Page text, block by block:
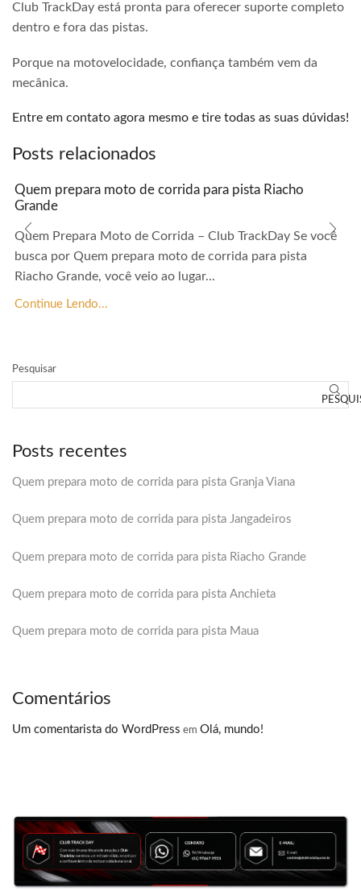
Club TrackDay está pronta para oferecer suporte completo
dentro e fora das pistas.
Porque na motovelocidade, confiança também vem da
mecânica.
Entre em contato agora mesmo e tire todas as suas dúvidas!
Posts relacionados
Quem prepara moto de corrida para pista Riacho
Grande
Quem Prepara Moto de Corrida – Club TrackDay Se você
busca por Quem prepara moto de corrida para pista
Riacho Grande, você veio ao lugar...
Continue Lendo...
Pesquisar
Posts recentes
Quem prepara moto de corrida para pista Granja Viana
Quem prepara moto de corrida para pista Jangadeiros
Quem prepara moto de corrida para pista Riacho Grande
Quem prepara moto de corrida para pista Anchieta
Quem prepara moto de corrida para pista Maua
Comentários
Um comentarista do WordPress em Olá, mundo!